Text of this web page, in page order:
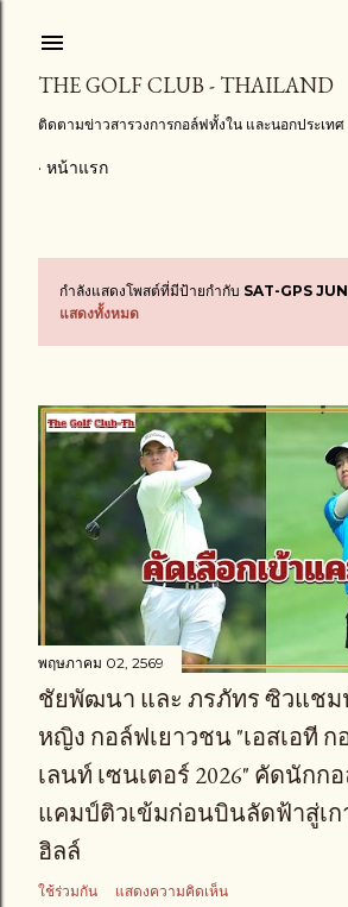
THE GOLF CLUB - THAILAND
ติดตามข่าวสารวงการกอล์ฟทั้งใน และนอกประเทศ
หน้าแรก
ค
ว
า
ม
กำลังแสดงโพสต์ที่มีป้ายกำกับ SAT-GPS
แสดงทั้งหมด
พฤษภาคม 02, 2569
ชัยพัฒนา และ ภรภัทร ซิวแชม
หญิง กอล์ฟเยาวชน "เอสเอที ก
เลนท์ เซนเตอร์ 2026" คัดนักก
แคมป์ติวเข้มก่อนบินลัดฟ้าสู่เก
ฮิลล์
ใช้ร่วมกัน แสดงความคิดเห็น